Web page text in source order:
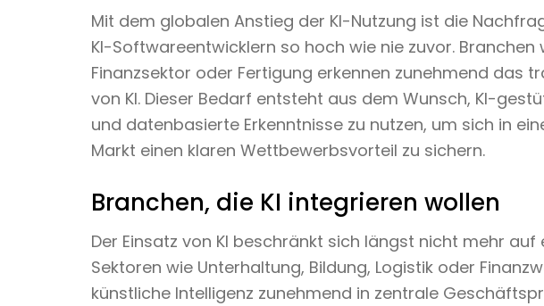
Mit dem globalen Anstieg der KI-Nutzung ist die
KI-Softwareentwicklern so hoch wie nie zuvor. Branchen
Finanzsektor oder Fertigung erkennen zunehmend das
von KI. Dieser Bedarf entsteht aus dem Wunsch, KI-
und datenbasierte Erkenntnisse zu nutzen, um sich in
Markt einen klaren Wettbewerbsvorteil zu sichern.
Branchen, die KI integrieren wollen
Der Einsatz von KI beschränkt sich längst nicht mehr auf
Sektoren wie Unterhaltung, Bildung, Logistik oder
künstliche Intelligenz zunehmend in zentrale